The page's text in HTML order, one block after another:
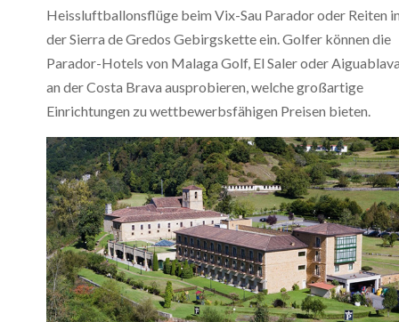
Heissluftballonsflüge beim Vix-Sau Parador oder Reiten
der Sierra de Gredos Gebirgskette ein. Golfer können die
Parador-Hotels von Malaga Golf, El Saler oder
an der Costa Brava ausprobieren, welche großartige
Einrichtungen zu wettbewerbsfähigen Preisen bieten.